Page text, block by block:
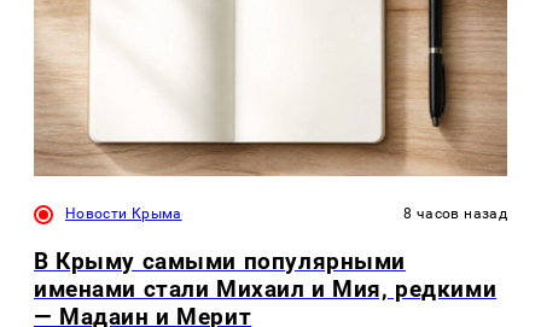
Новости Крыма 8 часов назад
В Крыму самыми популярными
именами стали Михаил и Мия, редкими
— Мадаин и Мерит